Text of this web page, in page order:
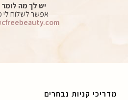
יש לך מה לומר
אפשר לשלוח לי
מדריכי קניות נבחרים